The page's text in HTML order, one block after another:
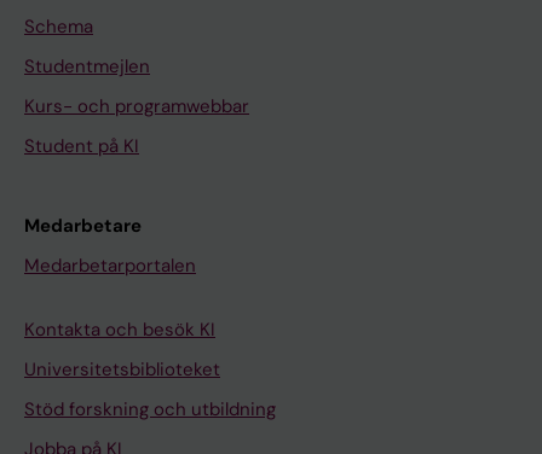
Schema
Studentmejlen
Kurs- och programwebbar
Student på KI
Medarbetare
Medarbetarportalen
Kontakta och besök KI
Universitetsbiblioteket
Stöd forskning och utbildning
Jobba på KI